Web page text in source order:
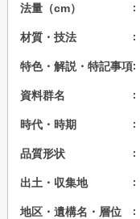
法量（cm）
材質・技法
特色・解説・特記事項
資料群名
時代・時期
品質形状
出土・収集地
地区・遺構名・層位